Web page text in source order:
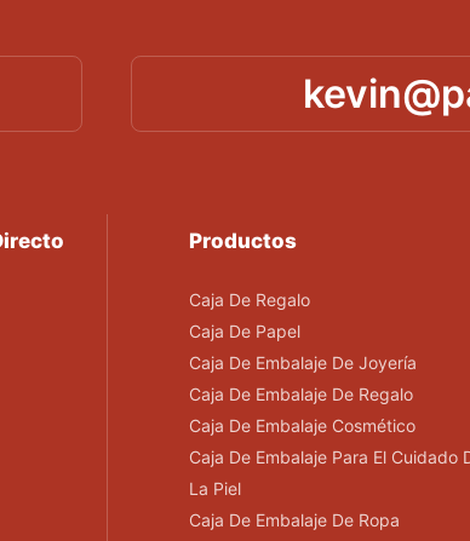
Productos
Caja De Regalo
Caja De Papel
Caja De Embalaje De Joyería
Caja De Embalaje De Regalo
Caja De Embalaje Cosmético
Caja De Embalaje Para El Cuidado
La Piel
Caja De Embalaje De Ropa